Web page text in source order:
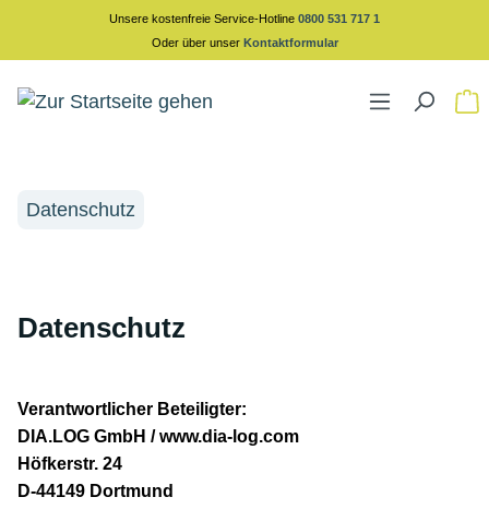
springenUnsere kostenfreie Service-Hotline 0800 531 717 1
Oder über unser Kontaktformular
Datenschutz
Datenschutz
Verantwortlicher Beteiligter:
DIA.LOG GmbH / www.dia-log.com
Höfkerstr. 24
D-44149 Dortmund